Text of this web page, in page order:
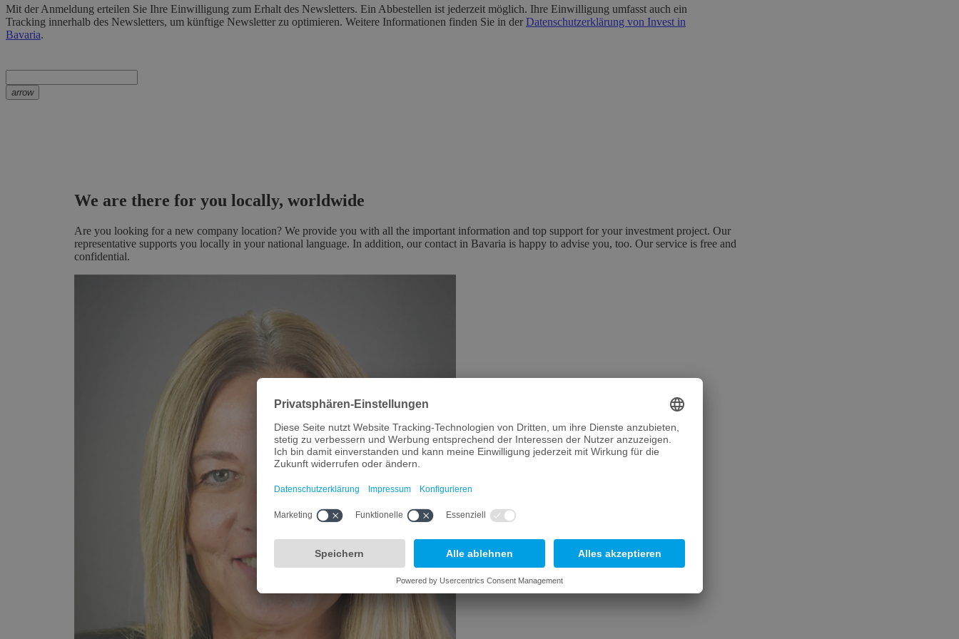
Mit der Anmeldung erteilen Sie Ihre Einwilligung zum Erhalt des Newsletters. Ein Abbestellen ist jederzeit möglich. Ihre Einwilligung umfasst auch ein
Tracking innerhalb des Newsletters, um künftige Newsletter zu optimieren. Weitere Informationen finden Sie in der Datenschutzerklärung von Invest in
Bavaria.
arrow
We are there for you locally, worldwide
Are you looking for a new company location? We provide you with all the important information and top support for your investment project. Our
representative supports you locally in your national language. In addition, our contact in Bavaria is happy to advise you, too. Our service is free and
confidential.